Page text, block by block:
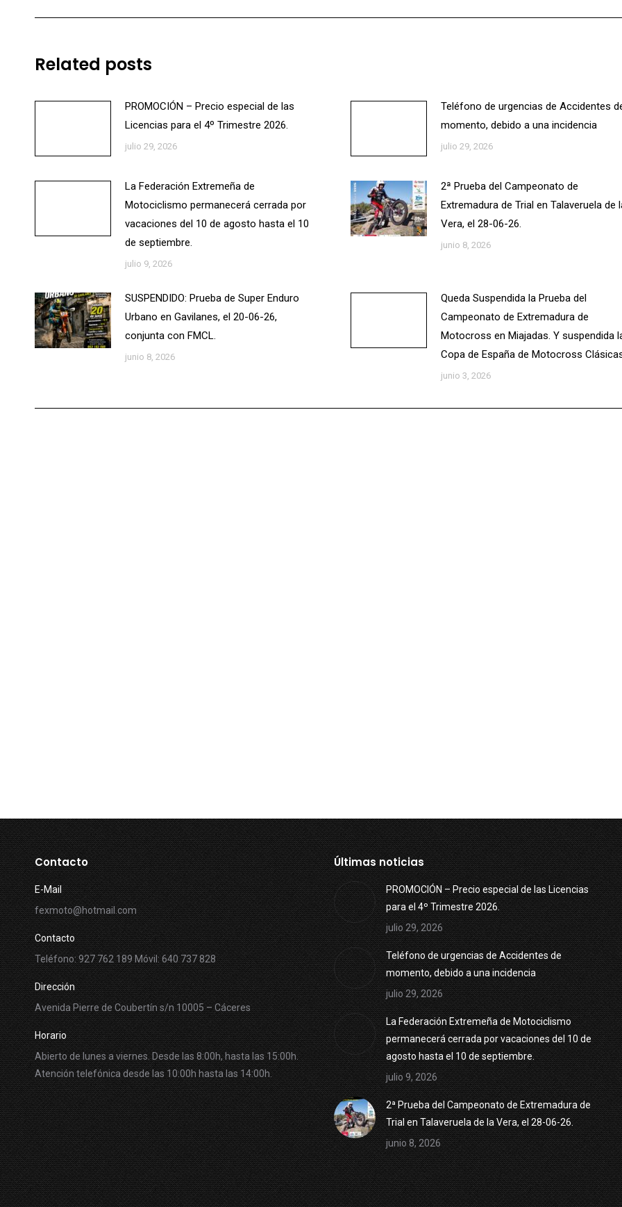
Related posts
PROMOCIÓN – Precio especial de las
Licencias para el 4º Trimestre 2026.
julio 29, 2026
Teléfono de urgencias de Accidentes
momento, debido a una incidencia
julio 29, 2026
La Federación Extremeña de
Motociclismo permanecerá cerrada por
vacaciones del 10 de agosto hasta el 10
de septiembre.
julio 9, 2026
2ª Prueba del Campeonato de
Extremadura de Trial en Talaveruela de
Vera, el 28-06-26.
junio 8, 2026
SUSPENDIDO: Prueba de Super Enduro
Urbano en Gavilanes, el 20-06-26,
conjunta con FMCL.
junio 8, 2026
Queda Suspendida la Prueba del
Campeonato de Extremadura de
Motocross en Miajadas. Y suspendida
Copa de España de Motocross
junio 3, 2026
Contacto
E-Mail
fexmoto@hotmail.com
Contacto
Teléfono: 927 762 189 Móvil: 640 737 828
Dirección
Avenida Pierre de Coubertín s/n 10005 – Cáceres
Horario
Abierto de lunes a viernes. Desde las 8:00h, hasta las 15:00h.
Atención telefónica desde las 10:00h hasta las 14:00h.
Últimas noticias
PROMOCIÓN – Precio especial de las Licencias
para el 4º Trimestre 2026.
julio 29, 2026
Teléfono de urgencias de Accidentes de
momento, debido a una incidencia
julio 29, 2026
La Federación Extremeña de Motociclismo
permanecerá cerrada por vacaciones del 10 de
agosto hasta el 10 de septiembre.
julio 9, 2026
2ª Prueba del Campeonato de Extremadura de
Trial en Talaveruela de la Vera, el 28-06-26.
junio 8, 2026